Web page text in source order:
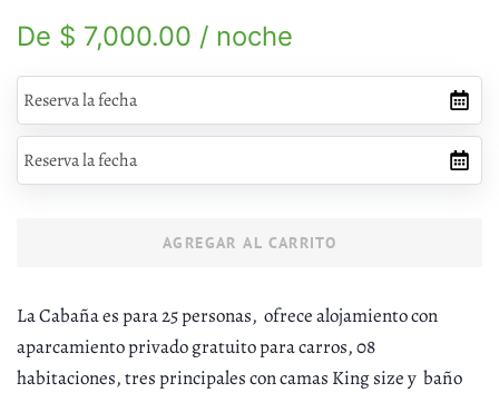
Precio
De $ 7,000.00 / noche
AGREGAR AL CARRITO
La Cabaña es para 25 personas, ofrece alojamiento con
aparcamiento privado gratuito para carros, 08
habitaciones, tres principales con camas King size y baño